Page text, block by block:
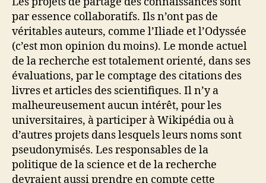
par essence collaboratifs. Ils n’ont pas de
véritables auteurs, comme l’Iliade et l’Odyssée
(c’est mon opinion du moins). Le monde actuel
de la recherche est totalement orienté, dans ses
évaluations, par le comptage des citations des
livres et articles des scientifiques. Il n’y a
malheureusement aucun intérêt, pour les
universitaires, à participer à Wikipédia ou à
d’autres projets dans lesquels leurs noms sont
pseudonymisés. Les responsables de la
politique de la science et de la recherche
devraient aussi prendre en compte cette